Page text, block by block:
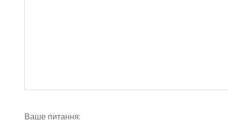
Ваше питання: